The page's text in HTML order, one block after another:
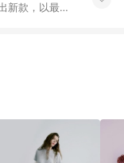
新款，以最合